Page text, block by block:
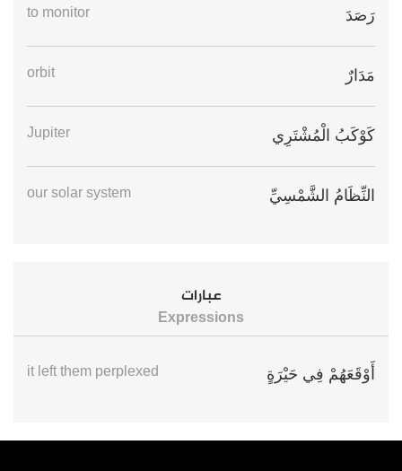
رَصَدَ to monitor
مَدَارٌ orbit
كَوْكَبُ الْمُشْتَرِي Jupiter
النِّظَامُ الشَّمْسِيِّ our solar system
عبارات
Expressions
أَوْقَعَهُمْ فِي حَيْرَةٍ it left them perplexed